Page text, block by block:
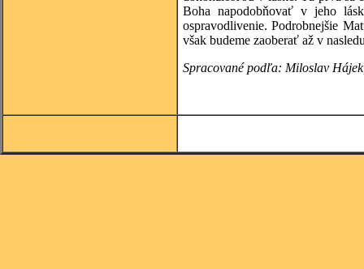
Boha napodobňovať v jeho
ospravodlivenie. Podrobnejšie
však budeme zaoberať až v
Spracované podľa: Miloslav